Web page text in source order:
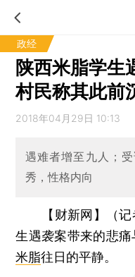
政经
陕西米脂学生
村民称其此前
2018年04月29日 10:13
遇难者增至九人；
秀，性格内向
【财新网】（记
生遇袭案带来的悲
米脂往日的平静。